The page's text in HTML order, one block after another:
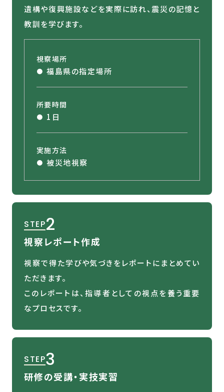
遺構や復興施設などを実際に訪れ、震災の記憶と
教訓を学びます。
視察場所
福島県の指定場所
所要時間
1日
実施方法
被災地視察
STEP2
視察レポート作成
視察で得た学びや気づきをレポートにまとめてい
ただきます。
このレポートは、指導者としての視点を養う重要
なプロセスです。
STEP3
研修の受講・実技実習